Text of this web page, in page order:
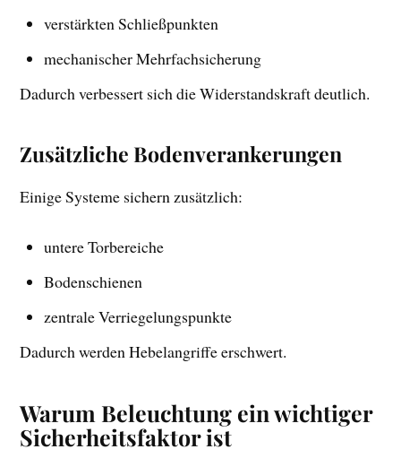
verstärkten Schließpunkten
mechanischer Mehrfachsicherung
Dadurch verbessert sich die Widerstandskraft deutlich.
Zusätzliche Bodenverankerungen
Einige Systeme sichern zusätzlich:
untere Torbereiche
Bodenschienen
zentrale Verriegelungspunkte
Dadurch werden Hebelangriffe erschwert.
Warum Beleuchtung ein wichtiger
Sicherheitsfaktor ist